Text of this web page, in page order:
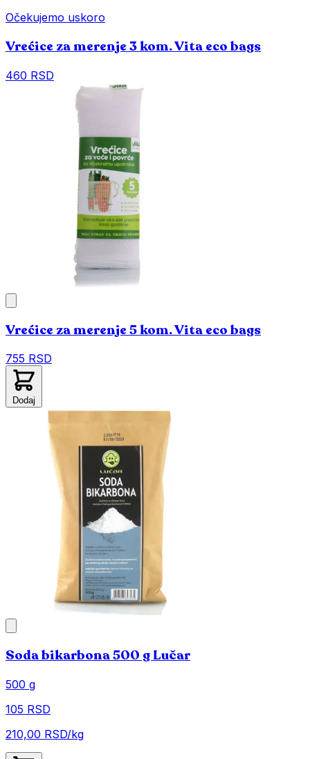
Očekujemo uskoro
Vrećice za merenje 3 kom. Vita eco bags
460 RSD
Vrećice za merenje 5 kom. Vita eco bags
755 RSD
Dodaj
Soda bikarbona 500 g Lučar
500 g
105 RSD
210,00 RSD/kg